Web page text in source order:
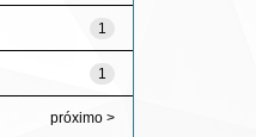
1
1
próximo >